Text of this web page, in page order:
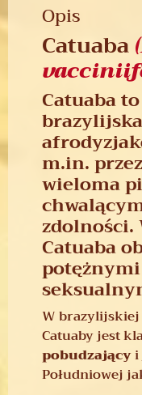
Opis
Catuaba
Catuaba
m.in.
wieloma
zdolności.
Catuaba
W brazylijskiej
Catuaby jest
pobudzającyi
Południowej